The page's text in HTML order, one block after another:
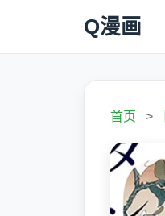
Q漫画
首页 >